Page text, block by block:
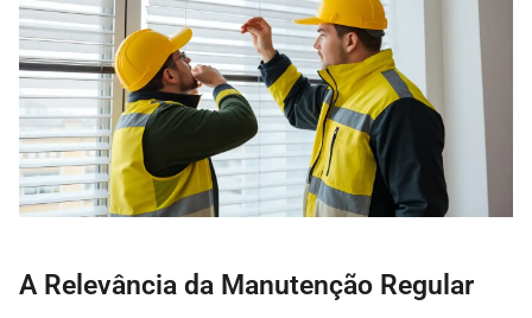
A Relevância da Manutenção Regular